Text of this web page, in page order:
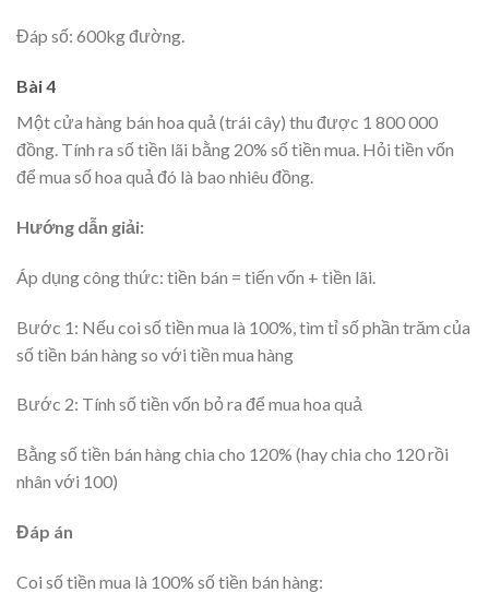
Đáp số: 600kg đường.
Bài 4
Một cửa hàng bán hoa quả (trái cây) thu được 1 800 000
đồng. Tính ra số tiền lãi bằng 20% số tiền mua. Hỏi tiền vốn
để mua số hoa quả đó là bao nhiêu đồng.
Hướng dẫn giải:
Áp dụng công thức: tiền bán = tiến vốn + tiền lãi.
Bước 1: Nếu coi số tiền mua là 100%, tìm tỉ số phần trăm của
số tiền bán hàng so với tiền mua hàng
Bước 2: Tính số tiền vốn bỏ ra để mua hoa quả
Bằng số tiền bán hàng chia cho 120% (hay chia cho 120 rồi
nhân với 100)
Đáp án
Coi số tiền mua là 100% số tiền bán hàng: